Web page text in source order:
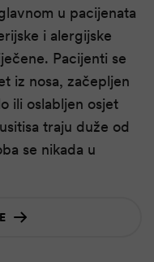
u pacijenata
i alergijske
Pacijenti se
iz nosa, začepljen
ili oslabljen osjet
traju duže od
se nikada u